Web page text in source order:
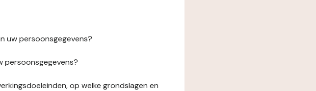
uw persoonsgegevens?
persoonsgegevens?
op welke grondslagen en